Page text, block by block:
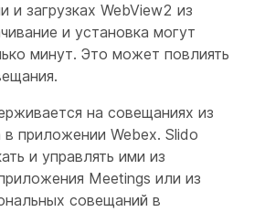
и загрузках WebView2 из
и установка могут
минут. Это может повлиять
на совещаниях из
в приложении Webex. Slido
и управлять ими из
Meetings или из
совещаний в